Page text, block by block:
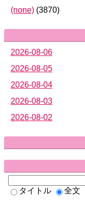
(none) (3870)
2026-08-06
2026-08-05
2026-08-04
2026-08-03
2026-08-02
タイトル 全文